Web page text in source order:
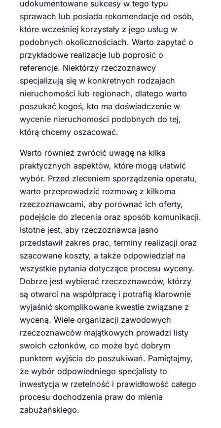
udokumentowane sukcesy w tego typu
sprawach lub posiada rekomendacje od osób,
które wcześniej korzystały z jego usług w
podobnych okolicznościach. Warto zapytać o
przykładowe realizacje lub poprosić o
referencje. Niektórzy rzeczoznawcy
specjalizują się w konkretnych rodzajach
nieruchomości lub regionach, dlatego warto
poszukać kogoś, kto ma doświadczenie w
wycenie nieruchomości podobnych do tej,
którą chcemy oszacować.
Warto również zwrócić uwagę na kilka
praktycznych aspektów, które mogą ułatwić
wybór. Przed zleceniem sporządzenia operatu,
warto przeprowadzić rozmowę z kilkoma
rzeczoznawcami, aby porównać ich oferty,
podejście do zlecenia oraz sposób komunikacji.
Istotne jest, aby rzeczoznawca jasno
przedstawił zakres prac, terminy realizacji oraz
szacowane koszty, a także odpowiedział na
wszystkie pytania dotyczące procesu wyceny.
Dobrze jest wybierać rzeczoznawców, którzy
są otwarci na współpracę i potrafią klarownie
wyjaśnić skomplikowane kwestie związane z
wyceną. Wiele organizacji zawodowych
rzeczoznawców majątkowych prowadzi listy
swoich członków, co może być dobrym
punktem wyjścia do poszukiwań. Pamiętajmy,
że wybór odpowiedniego specjalisty to
inwestycja w rzetelność i prawidłowość całego
procesu dochodzenia praw do mienia
zabużańskiego.